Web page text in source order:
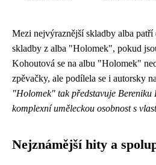
Mezi nejvýraznější skladby alba
skladby z alba "Holomek", pokud
Kohoutová se na albu "Holomek"
zpěvačky, ale podílela se i autorsky
"Holomek" tak představuje Bereniku
komplexní uměleckou osobnost s
Nejznámější hity a